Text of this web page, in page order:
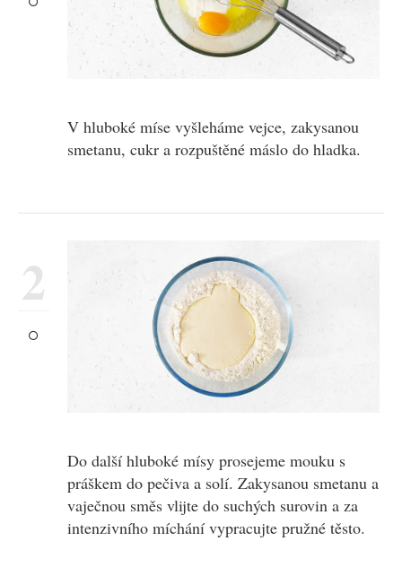
V hluboké míse vyšleháme vejce, zakysanou
smetanu, cukr a rozpuštěné máslo do hladka.
2
Do další hluboké mísy prosejeme mouku s
práškem do pečiva a solí. Zakysanou smetanu a
vaječnou směs vlijte do suchých surovin a za
intenzivního míchání vypracujte pružné těsto.